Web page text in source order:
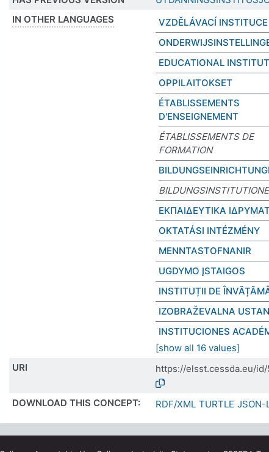
IN OTHER LANGUAGES
VZDĚLÁVACÍ INSTITUCE
EDUCATIONAL
OPPILAITOKSET
ÉTABLISSEMENTS
D'ENSEIGNEMENT
ÉTABLISSEMENTS DE
FORMATION
ΕΚΠΑΙΔΕΥΤΙΚΑ
OKTATÁSI INTÉZMÉNY
MENNTASTOFNANIR
UGDYMO ĮSTAIGOS
INSTITUȚII DE
IZOBRAŽEVALNA
INSTITUCIONES
[show all 16 values]
URI
https://elsst.cessda.eu/
DOWNLOAD THIS CONCEPT: RDF/XML TURTLE JSON-